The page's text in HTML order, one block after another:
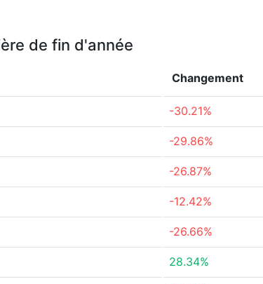
de fin d'année
Changement
-30.21%
-29.86%
-26.87%
-12.42%
-26.66%
28.34%